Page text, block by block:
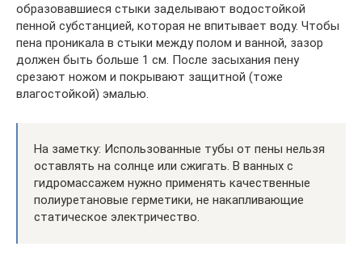
образовавшиеся стыки заделывают водостойкой
пенной субстанцией, которая не впитывает воду. Чтобы
пена проникала в стыки между полом и ванной, зазор
должен быть больше 1 см. После засыхания пену
срезают ножом и покрывают защитной (тоже
влагостойкой) эмалью.
На заметку: Использованные тубы от пены нельзя
оставлять на солнце или сжигать. В ванных с
гидромассажем нужно применять качественные
полиуретановые герметики, не накапливающие
статическое электричество.